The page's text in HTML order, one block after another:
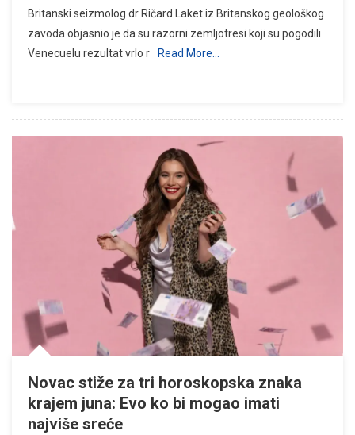
Britanski seizmolog dr Ričard Laket iz Britanskog geološkog
zavoda objasnio je da su razorni zemljotresi koji su pogodili
Venecuelu rezultat vrlo r
Read More…
Novac stiže za tri horoskopska znaka
krajem juna: Evo ko bi mogao imati
najviše sreće